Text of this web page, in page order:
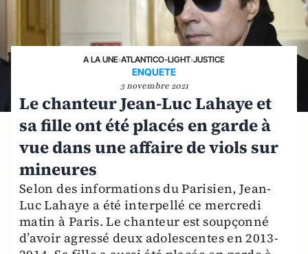
A LA UNE›ATLANTICO-LIGHT›JUSTICE
ENQUETE
3 novembre 2021
Le chanteur Jean-Luc Lahaye et
sa fille ont été placés en garde à
vue dans une affaire de viols sur
mineures
Selon des informations du Parisien, Jean-
Luc Lahaye a été interpellé ce mercredi
matin à Paris. Le chanteur est soupçonné
d’avoir agressé deux adolescentes en 2013-